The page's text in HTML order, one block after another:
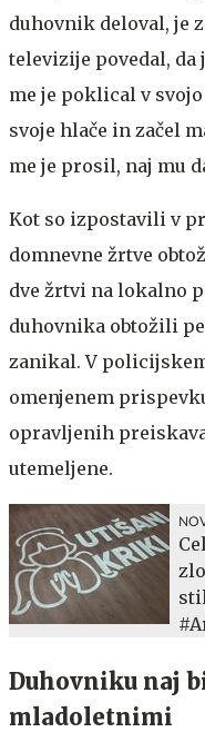
duhovnik deloval, je
televizije povedal, da
me je poklical v
svoje hlače in začel
me je prosil, naj mu
Kot so izpostavili v
domnevne žrtve
dve žrtvi na lokalno
duhovnika obtožili
zanikal. V
omenjenem
opravljenih
utemeljene.
Duhovniku naj
mladoletnimi